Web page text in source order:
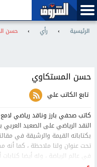
الرئيسية › رأي › حسن
حسن المستكاوي
تابع الكاتب علي
كاتب صحفي بارز وناقد رياضي
النقد الرياضي على الصعيد
بكتاباته القيمة والرشيقة في
تحت عنوان ولنا ملاحظة ، كما أنه
في عالم الرياضة ، وله أيضا